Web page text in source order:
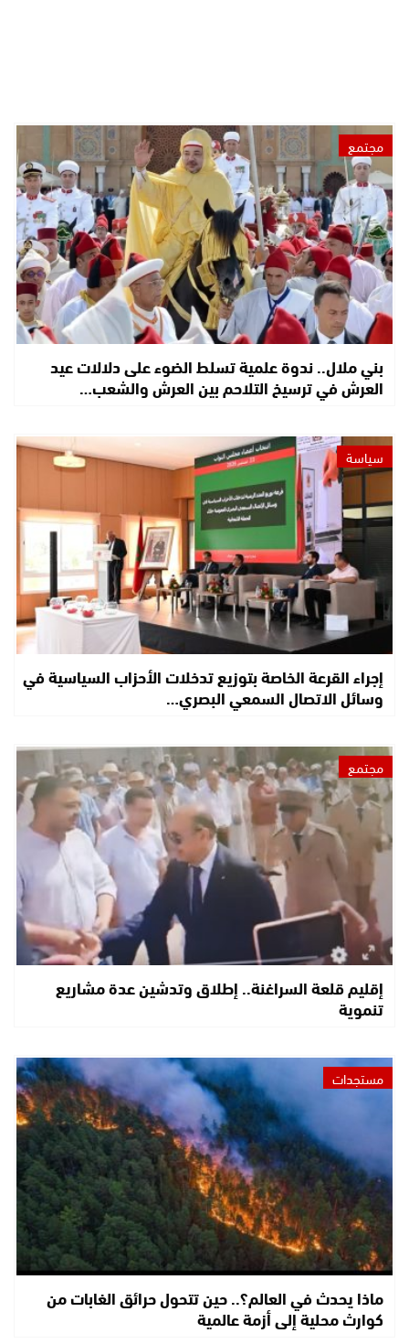
مجتمع
بني ملال.. ندوة علمية تسلط الضوء على دلالات عيد
العرش في ترسيخ التلاحم بين العرش والشعب…
سياسة
إجراء القرعة الخاصة بتوزيع تدخلات الأحزاب السياسية في
وسائل الاتصال السمعي البصري…
مجتمع
إقليم قلعة السراغنة.. إطلاق وتدشين عدة مشاريع
تنموية
مستجدات
ماذا يحدث في العالم؟.. حين تتحول حرائق الغابات من
كوارث محلية إلى أزمة عالمية